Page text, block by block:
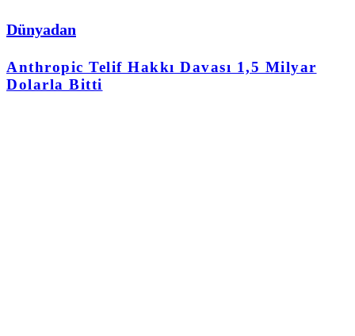
Dünyadan
Anthropic Telif Hakkı Davası 1,5 Milyar
Dolarla Bitti